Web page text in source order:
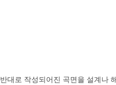
반대로 작성되어진 곡면을 설계나